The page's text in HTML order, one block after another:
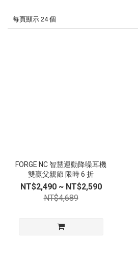
每頁顯示 24 個
FORGE NC 智慧運動降噪耳機
雙贏父親節 限時 6 折
NT$2,490 ~ NT$2,590
NT$4,689